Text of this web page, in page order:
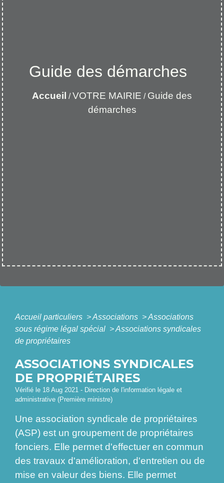
Guide des démarches
Accueil /VOTRE MAIRIE / Guide des
démarches
Accueil particuliers >Associations >Associations
sous régime légal spécial >Associations syndicales
de propriétaires
ASSOCIATIONS SYNDICALES
DE PROPRIÉTAIRES
Vérifié le 18 Aug 2021 - Direction de l'information légale et
administrative (Première ministre)
Une association syndicale de propriétaires
(ASP) est un groupement de propriétaires
fonciers. Elle permet d'effectuer en commun
des travaux d'amélioration, d'entretien ou de
mise en valeur des biens. Elle permet